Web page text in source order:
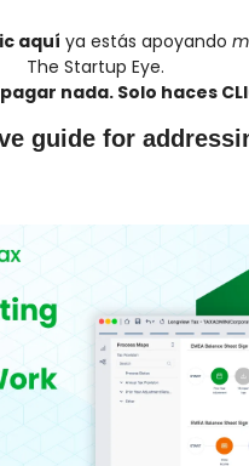
aquí ya estás apoyando
The Startup Eye.
nada. Solo haces
guide for